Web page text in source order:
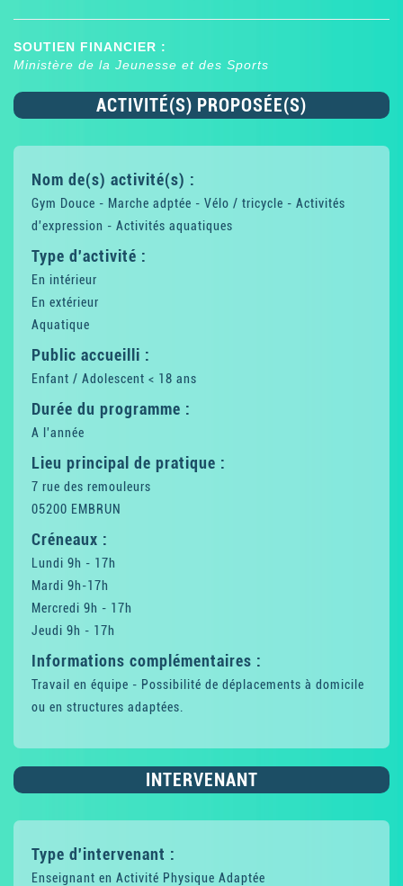
SOUTIEN FINANCIER :
Ministère de la Jeunesse et des Sports
ACTIVITÉ(S) PROPOSÉE(S)
Nom de(s) activité(s) :
Gym Douce - Marche adptée - Vélo / tricycle - Activités
d'expression - Activités aquatiques
Type d'activité :
En intérieur
En extérieur
Aquatique
Public accueilli :
Enfant / Adolescent < 18 ans
Durée du programme :
A l'année
Lieu principal de pratique :
7 rue des remouleurs
05200 EMBRUN
Créneaux :
Lundi 9h - 17h
Mardi 9h-17h
Mercredi 9h - 17h
Jeudi 9h - 17h
Informations complémentaires :
Travail en équipe - Possibilité de déplacements à domicile
ou en structures adaptées.
INTERVENANT
Type d'intervenant :
Enseignant en Activité Physique Adaptée